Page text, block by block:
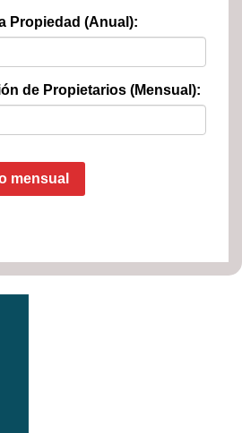
Propiedad (Anual):
de Propietarios (Mensual):
mensual